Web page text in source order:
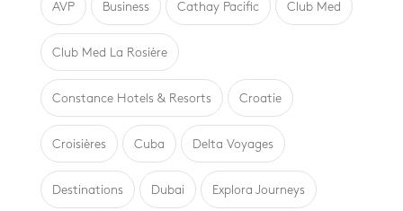
AVP Business Cathay Pacific Club Med
Club Med La Rosière
Constance Hotels & Resorts Croatie
Croisières Cuba Delta Voyages
Destinations Dubai Explora Journeys